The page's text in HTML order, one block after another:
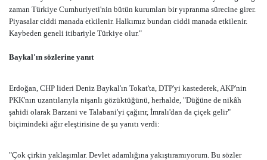
zaman Türkiye Cumhuriyeti'nin bütün kurumları bir yıpranma sürecine girer.
Piyasalar ciddi manada etkilenir. Halkımız bundan ciddi manada etkilenir.
Kaybeden geneli itibariyle Türkiye olur."
Baykal'ın sözlerine yanıt
Erdoğan, CHP lideri Deniz Baykal'ın Tokat'ta, DTP'yi kastederek, AKP'nin
PKK'nın uzantılarıyla nişanlı gözüktüğünü, herhalde, "Düğüne de nikâh
şahidi olarak Barzani ve Talabani'yi çağırır, İmralı'dan da çiçek gelir"
biçimindeki ağır eleştirisine de şu yanıtı verdi:
"Çok çirkin yaklaşımlar. Devlet adamlığına yakıştıramıyorum. Bu sözler